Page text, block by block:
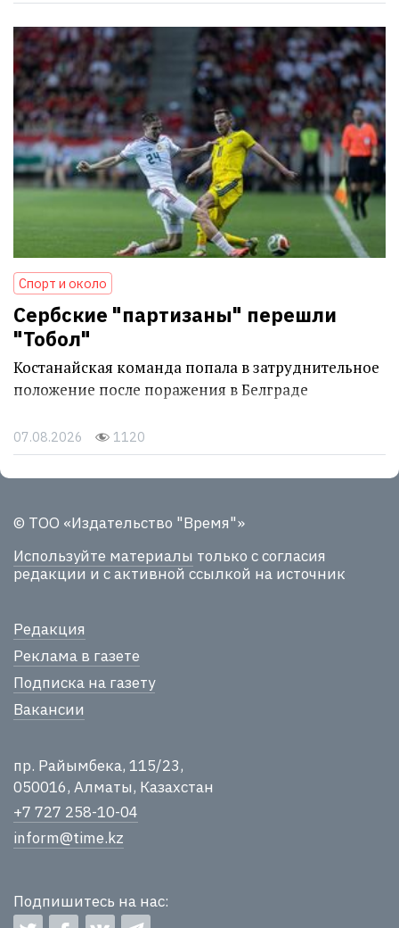
Спорт и около
Сербские "партизаны" перешли
"Тобол"
Костанайская команда попала в затруднительное
положение после поражения в Белграде
07.08.2026 1120
© ТОО «Издательство "Время"»
Используйте материалы только с согласия
редакции и с активной ссылкой на источник
Редакция
Реклама в газете
Подписка на газету
Вакансии
пр. Райымбека, 115/23,
050016, Алматы, Казахстан
+7 727 258-10-04
inform@time.kz
Подпишитесь на нас: